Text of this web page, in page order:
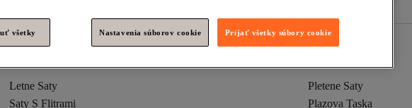
Letne Saty
Pletene Saty
Saty S Flitrami
Plazova Taska
všetky Nastavenia súborov cookie Prijať všetky súbory cookie